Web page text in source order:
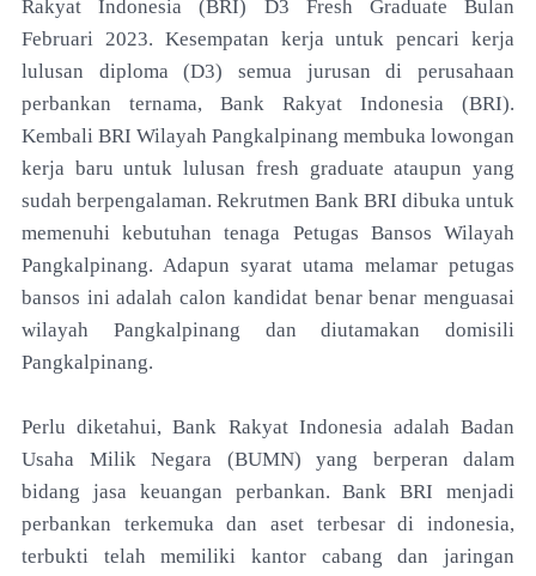
Rakyat Indonesia (BRI) D3 Fresh Graduate Bulan
Februari 2023. Kesempatan kerja untuk pencari kerja
lulusan diploma (D3) semua jurusan di perusahaan
perbankan ternama, Bank Rakyat Indonesia (BRI).
Kembali BRI Wilayah Pangkalpinang membuka lowongan
kerja baru untuk lulusan fresh graduate ataupun yang
sudah berpengalaman. Rekrutmen Bank BRI dibuka untuk
memenuhi kebutuhan tenaga Petugas Bansos Wilayah
Pangkalpinang. Adapun syarat utama melamar petugas
bansos ini adalah calon kandidat benar benar menguasai
wilayah Pangkalpinang dan diutamakan domisili
Pangkalpinang.
Perlu diketahui, Bank Rakyat Indonesia adalah Badan
Usaha Milik Negara (BUMN) yang berperan dalam
bidang jasa keuangan perbankan. Bank BRI menjadi
perbankan terkemuka dan aset terbesar di indonesia,
terbukti telah memiliki kantor cabang dan jaringan